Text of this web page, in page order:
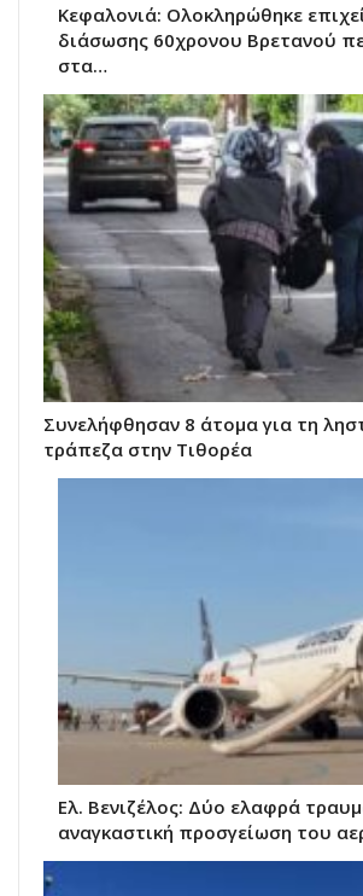
Κεφαλονιά: Ολοκληρώθηκε
διάσωσης 60χρονου Βρετανού
στα…
Συνελήφθησαν 8 άτομα για τη
τράπεζα στην Τιθορέα
Ελ. Βενιζέλος: Δύο ελαφρά
αναγκαστική προσγείωση του